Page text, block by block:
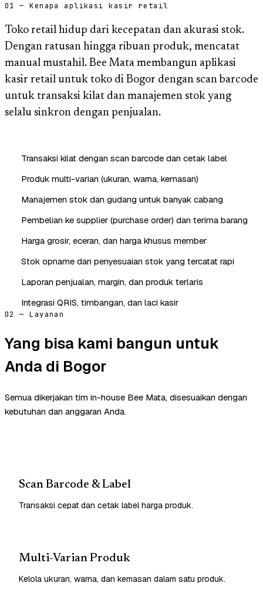
01 — Kenapa aplikasi kasir retail
Toko retail hidup dari kecepatan dan akurasi stok.
Dengan ratusan hingga ribuan produk, mencatat
manual mustahil. Bee Mata membangun aplikasi
kasir retail untuk toko di Bogor dengan scan barcode
untuk transaksi kilat dan manajemen stok yang
selalu sinkron dengan penjualan.
Transaksi kilat dengan scan barcode dan cetak label
Produk multi-varian (ukuran, warna, kemasan)
Manajemen stok dan gudang untuk banyak cabang
Pembelian ke supplier (purchase order) dan terima barang
Harga grosir, eceran, dan harga khusus member
Stok opname dan penyesuaian stok yang tercatat rapi
Laporan penjualan, margin, dan produk terlaris
Integrasi QRIS, timbangan, dan laci kasir
02 — Layanan
Yang bisa kami bangun untuk
Anda di Bogor
Semua dikerjakan tim in-house Bee Mata, disesuaikan dengan
kebutuhan dan anggaran Anda.
Scan Barcode & Label
Transaksi cepat dan cetak label harga produk.
Multi-Varian Produk
Kelola ukuran, warna, dan kemasan dalam satu produk.